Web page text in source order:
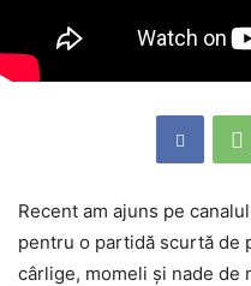
Recent am ajuns pe
pentru o partidă scurtă de
cârlige, momeli și nade de